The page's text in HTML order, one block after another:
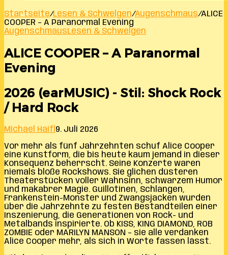
Startseite/Lesen & Schwelgen/Augenschmaus/ALICE
COOPER – A Paranormal Evening
AugenschmausLesen & Schwelgen
ALICE COOPER – A Paranormal
Evening
2026 (earMUSIC) - Stil: Shock Rock
/ Hard Rock
Michael Haifl 9. Juli 2026
Vor mehr als fünf Jahrzehnten schuf Alice Cooper
eine Kunstform, die bis heute kaum jemand in dieser
Konsequenz beherrscht. Seine Konzerte waren
niemals bloße Rockshows. Sie glichen düsteren
Theaterstücken voller Wahnsinn, schwarzem Humor
und makabrer Magie. Guillotinen, Schlangen,
Frankenstein-Monster und Zwangsjacken wurden
über die Jahrzehnte zu festen Bestandteilen einer
Inszenierung, die Generationen von Rock- und
Metalbands inspirierte. Ob KISS, KING DIAMOND, ROB
ZOMBIE oder MARILYN MANSON – sie alle verdanken
Alice Cooper mehr, als sich in Worte fassen lässt.